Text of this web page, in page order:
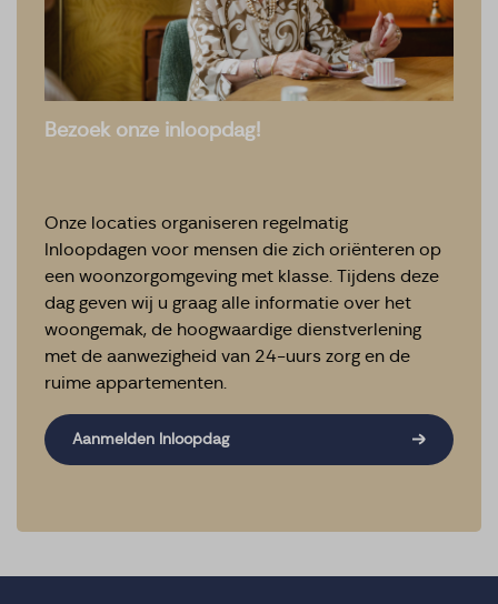
Bezoek onze inloopdag!
Onze locaties organiseren regelmatig
Inloopdagen voor mensen die zich oriënteren op
een woonzorgomgeving met klasse. Tijdens deze
dag geven wij u graag alle informatie over het
woongemak, de hoogwaardige dienstverlening
met de aanwezigheid van 24-uurs zorg en de
ruime appartementen.
Aanmelden Inloopdag